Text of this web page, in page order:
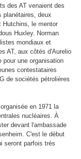
des AT venaient des
planétaires, deux
Hutchins, le mentor
Huxley. Norman
mondiaux et
AT, aux côtés d'Aurelio
pour une organisation
contestataires
de sociétés pétrolières
en 1971 la
nucléaires. À
devant l'ambassade
C'est le début
seront parfois très